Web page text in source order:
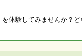
を体験してみませんか？